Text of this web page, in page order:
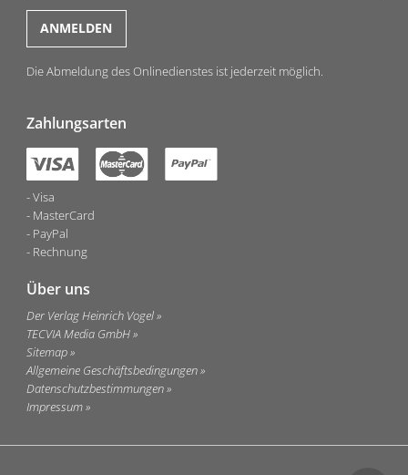
Die Abmeldung des Onlinedienstes ist jederzeit möglich.
Zahlungsarten
Visa
MasterCard
PayPal
Rechnung
Über uns
Der Verlag Heinrich Vogel
TECVIA Media GmbH
Sitemap
Allgemeine Geschäftsbedingungen
Datenschutzbestimmungen
Impressum